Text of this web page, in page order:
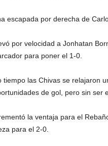
escapada por derecha de
por velocidad a Jonhatan
para poner el 1-0.
tiempo las Chivas se relajaron
de gol, pero sin ser
la ventaja para el
para el 2-0.